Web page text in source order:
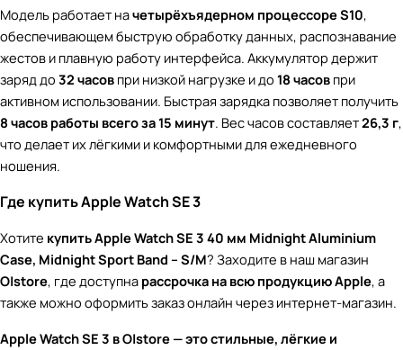
Модель работает начетырёхъядерном процессоре S10,
обеспечивающем быструю обработку данных, распознавание
жестов и плавную работу интерфейса. Аккумулятор держит
заряд до 32 часов при низкой нагрузке и до 18 часов при
активном использовании. Быстрая зарядка позволяет получить
8 часов работы всего за 15 минут. Вес часов составляет26,3 г,
что делает их лёгкими и комфортными для ежедневного
ношения.
Где купить Apple Watch SE 3
Хотите купить Apple Watch SE 3 40 мм Midnight Aluminium
Case, Midnight Sport Band – S/M? Заходите в наш магазин
O|store, где доступна рассрочка на всю продукцию Apple, а
также можно оформить заказ онлайн через интернет-магазин.
Apple Watch SE 3 в O|store — это стильные, лёгкие и